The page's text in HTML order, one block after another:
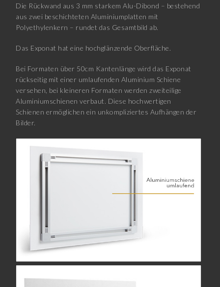
Die Rückwand aus 3 mm starkem Alu-Dibond – bestehend
aus zwei beschichteten Aluminiumplatten mit
Polyethylenkern – rundet das Gesamtbild ab.
Das Exponat hat eine hochglänzende Oberfläche.
Bei Formaten über 50cm Kantenlänge wird das Exponat
rückseitig mit einer umlaufenden Aluminium Schiene
versehen, bei kleineren Formaten werden zweiteilige
Aluminiumschienen verbaut. Diese hochwertigen
Schienen ermöglichen ein unkompliziertes Aufhängen der
Bilder.